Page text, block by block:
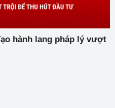
hành lang pháp lý vượt